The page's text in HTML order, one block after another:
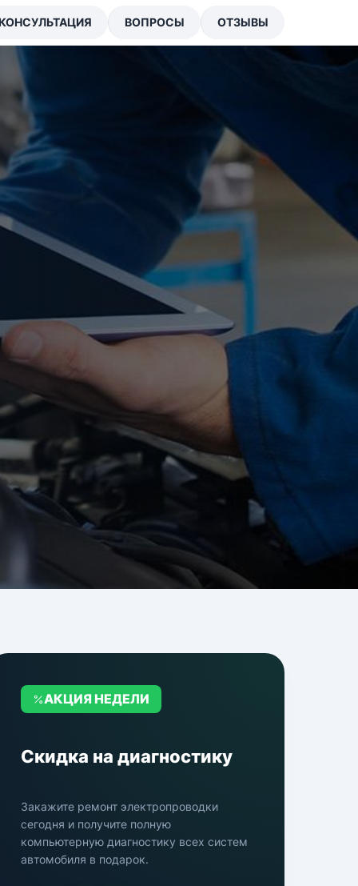
ВОПРОСЫ ОТЗЫВЫ
АКЦИЯ НЕДЕЛИ
Скидка на диагностику
Закажите ремонт электропроводки
сегодня и получите полную
компьютерную диагностику всех систем
автомобиля в подарок.